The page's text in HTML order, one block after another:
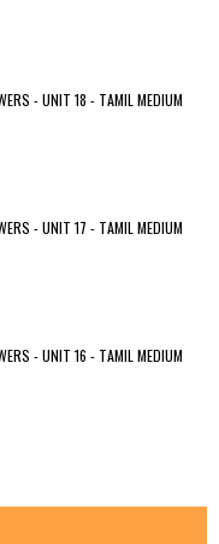
- UNIT 18 - TAMIL MEDIUM
- UNIT 17 - TAMIL MEDIUM
- UNIT 16 - TAMIL MEDIUM